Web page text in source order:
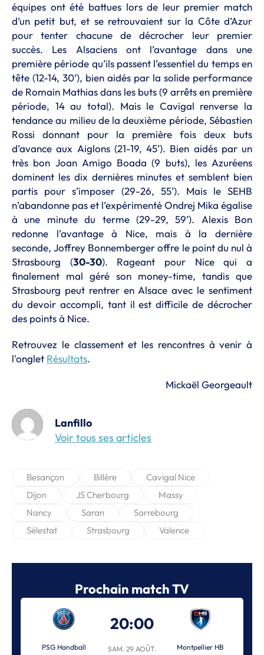
équipes ont été battues lors de leur premier match
d’un petit but, et se retrouvaient sur la Côte d’Azur
pour tenter chacune de décrocher leur premier
succès. Les Alsaciens ont l’avantage dans une
première période qu’ils passent l’essentiel du temps en
tête (12-14, 30’), bien aidés par la solide performance
de Romain Mathias dans les buts (9 arrêts en première
période, 14 au total). Mais le Cavigal renverse la
tendance au milieu de la deuxième période, Sébastien
Rossi donnant pour la première fois deux buts
d’avance aux Aiglons (21-19, 45’). Bien aidés par un
très bon Joan Amigo Boada (9 buts), les Azuréens
dominent les dix dernières minutes et semblent bien
partis pour s’imposer (29-26, 55’). Mais le SEHB
n’abandonne pas et l’expérimenté Ondrej Mika égalise
à une minute du terme (29-29, 59’). Alexis Bon
redonne l’avantage à Nice, mais à la dernière
seconde, Joffrey Bonnemberger offre le point du nul à
Strasbourg (30-30). Rageant pour Nice qui a
finalement mal géré son money-time, tandis que
Strasbourg peut rentrer en Alsace avec le sentiment
du devoir accompli, tant il est difficile de décrocher
des points à Nice.
Retrouvez le classement et les rencontres à venir à
l'onglet Résultats.
Mickaël Georgeault
Lanfillo
Voir tous ses articles
Besançon Billère
Cavigal Nice
Dijon
JS Cherbourg
Massy
Nancy
Saran
Sarrebourg
Sélestat
Strasbourg Valence
Prochain match TV
PSG Handball
20:00
SAM. 29 AOÛT. Montpellier HB